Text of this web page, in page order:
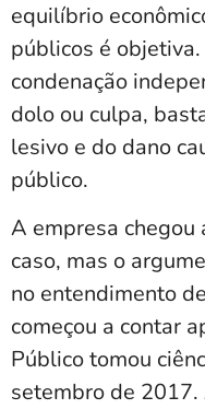
equilíbrio
públicos é
condenação
dolo ou culpa,
lesivo e do dano
público.
A empresa chegou
caso, mas o
no entendimento
começou a contar
Público tomou
setembro de